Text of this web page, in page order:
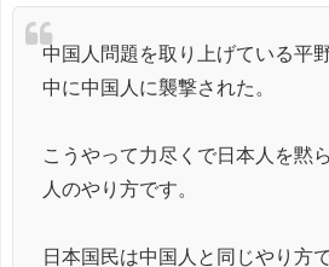
中国人問題を取り上げている平
中に中国人に襲撃された。
こうやって力尽くで日本人を黙
人のやり方です。
日本国民は中国人と同じやり方